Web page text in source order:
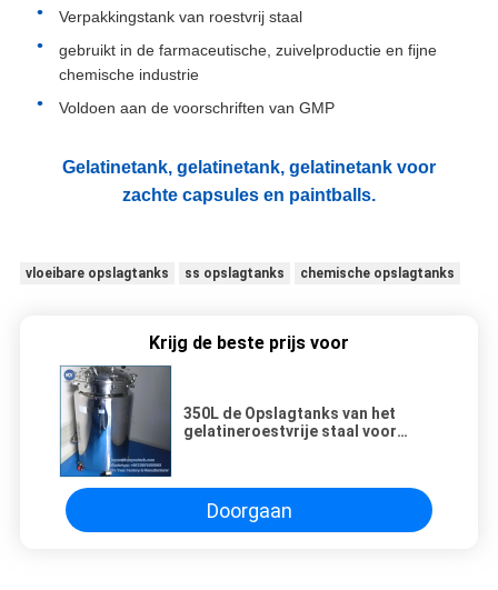
Verpakkingstank van roestvrij staal
gebruikt in de farmaceutische, zuivelproductie en fijne
chemische industrie
Voldoen aan de voorschriften van GMP
Gelatinetank, gelatinetank, gelatinetank voor
zachte capsules en paintballs.
vloeibare opslagtanks ss opslagtanks chemische opslagtanks
Krijg de beste prijs voor
350L de Opslagtanks van het
gelatineroestvrije staal voor
Doorgaan